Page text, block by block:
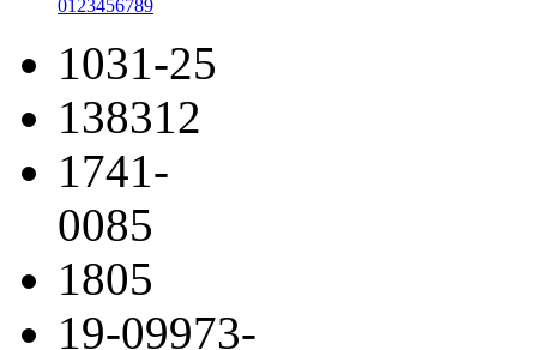
01 23456789
1031-25
138312
1741-
0085
1805
19-09973-